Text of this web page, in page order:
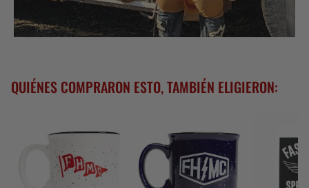
QUIÉNES COMPRARON ESTO, TAMBIÉN ELIGIERON: